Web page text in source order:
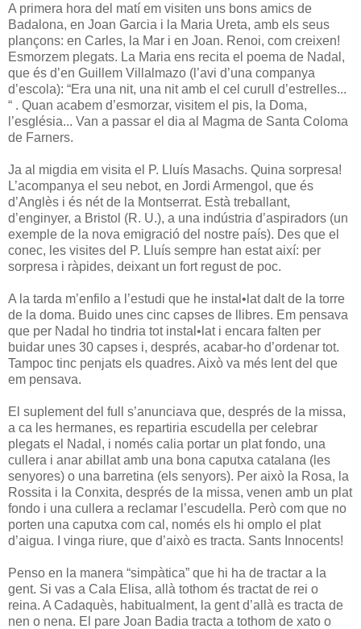
A primera hora del matí em visiten uns bons amics de
Badalona, en Joan Garcia i la Maria Ureta, amb els seus
plançons: en Carles, la Mar i en Joan. Renoi, com creixen!
Esmorzem plegats. La Maria ens recita el poema de Nadal,
que és d’en Guillem Villalmazo (l’avi d’una companya
d’escola): “Era una nit, una nit amb el cel curull d’estrelles...
“ . Quan acabem d’esmorzar, visitem el pis, la Doma,
l’església... Van a passar el dia al Magma de Santa Coloma
de Farners.
Ja al migdia em visita el P. Lluís Masachs. Quina sorpresa!
L’acompanya el seu nebot, en Jordi Armengol, que és
d’Anglès i és nét de la Montserrat. Està treballant,
d’enginyer, a Bristol (R. U.), a una indústria d’aspiradors (un
exemple de la nova emigració del nostre país). Des que el
conec, les visites del P. Lluís sempre han estat així: per
sorpresa i ràpides, deixant un fort regust de poc.
A la tarda m’enfilo a l’estudi que he instal•lat dalt de la torre
de la doma. Buido unes cinc capses de llibres. Em pensava
que per Nadal ho tindria tot instal•lat i encara falten per
buidar unes 30 capses i, després, acabar-ho d’ordenar tot.
Tampoc tinc penjats els quadres. Això va més lent del que
em pensava.
El suplement del full s’anunciava que, després de la missa,
a ca les hermanes, es repartiria escudella per celebrar
plegats el Nadal, i només calia portar un plat fondo, una
cullera i anar abillat amb una bona caputxa catalana (les
senyores) o una barretina (els senyors). Per això la Rosa, la
Rossita i la Conxita, després de la missa, venen amb un plat
fondo i una cullera a reclamar l’escudella. Però com que no
porten una caputxa com cal, només els hi omplo el plat
d’aigua. I vinga riure, que d’això es tracta. Sants Innocents!
Penso en la manera “simpàtica” que hi ha de tractar a la
gent. Si vas a Cala Elisa, allà tothom és tractat de rei o
reina. A Cadaquès, habitualment, la gent d’allà es tracta de
nen o nena. El pare Joan Badia tracta a tothom de xato o